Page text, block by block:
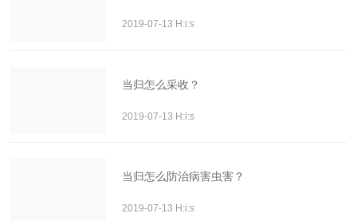
2019-07-13 H:i:s
当归怎么采收？
2019-07-13 H:i:s
当归怎么防治病害虫害？
2019-07-13 H:i:s